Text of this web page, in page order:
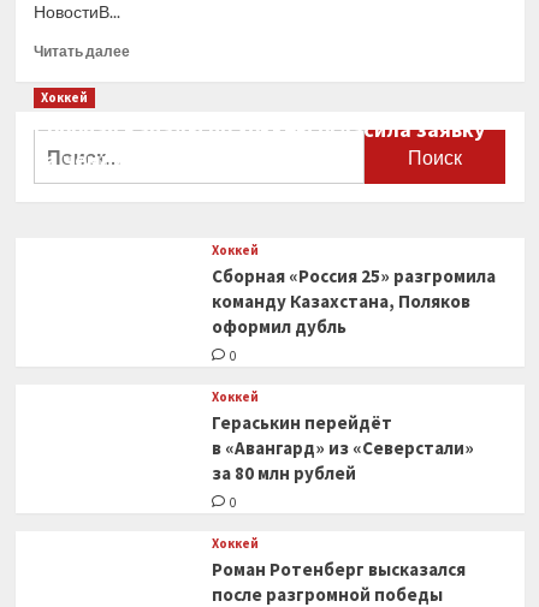
НовостиВ...
Читать далееПрочитать
принял
Хоккей
Сборная Канады по хоккею огласила заявку
на чемпионат мира
Хоккей
Сборная «Россия 25» разгромила
команду Казахстана, Поляков
оформил дубль
0
Хоккей
Гераськин перейдёт
в «Авангард» из «Северстали»
за 80 млн рублей
0
Хоккей
Роман Ротенберг высказался
после разгромной победы